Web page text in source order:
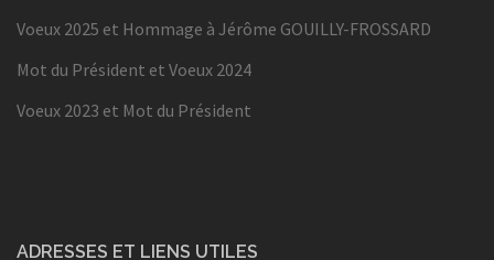
Voeux 2025 et Hommage à Jérôme GOUILLY-FROSSARD
Mot du Président et Voeux 2024
Voeux 2023 et Mot du Président
ADRESSES ET LIENS UTILES